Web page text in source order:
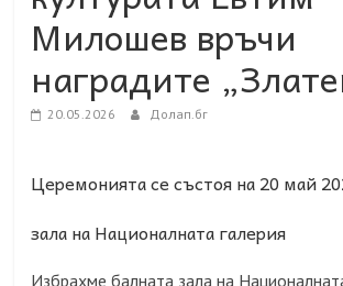
Милошев връчи
наградите
20.05.2026 Долап.бг
Церемонията се състоя на 20 май
зала на Националната галерия
Избрахме балната зала на